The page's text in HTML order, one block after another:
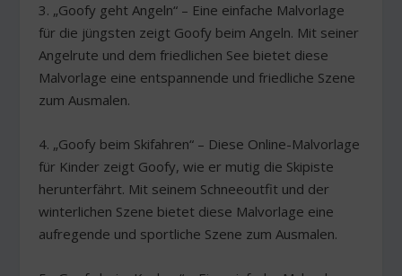
3. „Goofy geht Angeln“ – Eine einfache Malvorlage
für die jüngsten zeigt Goofy beim Angeln. Mit seiner
Angelrute und dem friedlichen See bietet diese
Malvorlage eine entspannende und friedliche Szene
zum Ausmalen.
4. „Goofy beim Skifahren“ – Diese Online-Malvorlage
für Kinder zeigt Goofy, wie er mutig die Skipiste
herunterfährt. Mit seinem Schneeoutfit und der
winterlichen Szene bietet diese Malvorlage eine
aufregende und sportliche Szene zum Ausmalen.